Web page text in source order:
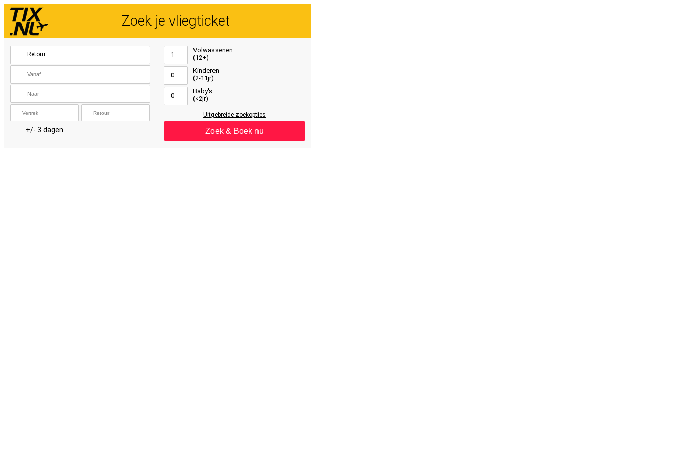
Zoek je vliegticket
Retour
+/- 3 dagen
1
Volwassenen
(12+)
0
Kinderen
(2-11jr)
0
Baby's
(<2jr)
Uitgebreide zoekopties
Zoek & Boek nu